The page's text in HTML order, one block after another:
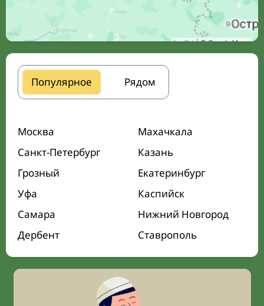
Leaflet| © Google Maps
Популярное Рядом
Москва
Махачкала
Санкт-Петербург
Казань
Грозный
Екатеринбург
Уфа
Каспийск
Самара
Нижний Новгород
Дербент
Ставрополь